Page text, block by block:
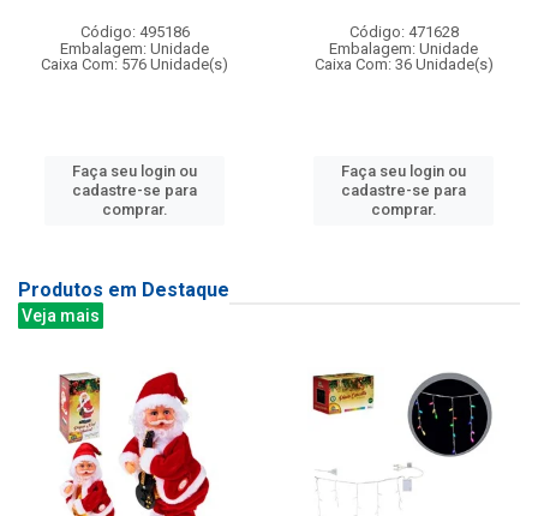
Código: 495186
Embalagem: Unidade
Caixa Com: 576 Unidade(s)
Faça seu login ou
cadastre-se para
comprar.
Código: 471628
Embalagem: Unidade
Caixa Com: 36 Unidade(s)
Faça seu login ou
cadastre-se para
comprar.
Produtos em Destaque
Veja mais